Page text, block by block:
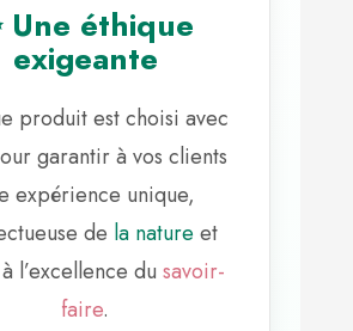
Une éthique
exigeante
produit est choisi avec
garantir à vos clients
expérience unique,
de la nature et
l’excellence du savoir-
faire.